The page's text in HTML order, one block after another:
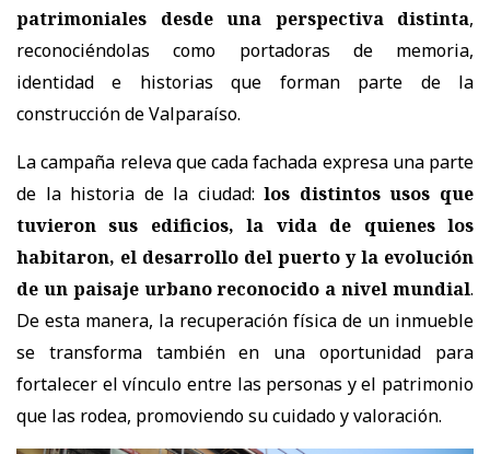
patrimoniales desde una perspectiva distinta,
reconociéndolas como portadoras de memoria,
identidad e historias que forman parte de la
construcción de Valparaíso.
La campaña releva que cada fachada expresa una parte
de la historia de la ciudad:los distintos usos que
tuvieron sus edificios, la vida de quienes los
habitaron, el desarrollo del puerto y la evolución
de un paisaje urbano reconocido a nivel mundial.
De esta manera, la recuperación física de un inmueble
se transforma también en una oportunidad para
fortalecer el vínculo entre las personas y el patrimonio
que las rodea, promoviendo su cuidado y valoración.